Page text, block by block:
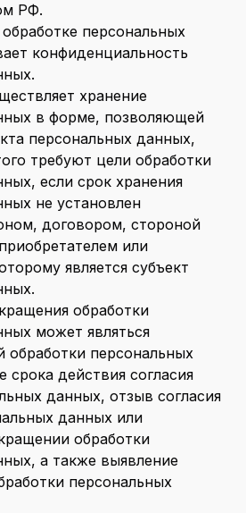
РФ.
персональных
конфиденциальность
хранение
в форме, позволяющей
персональных данных,
требуют цели обработки
если срок хранения
не установлен
договором, стороной
или
является субъект
обработки
может являться
обработки персональных
срока действия согласия
данных, отзыв согласия
данных или
обработки
а также выявление
персональных